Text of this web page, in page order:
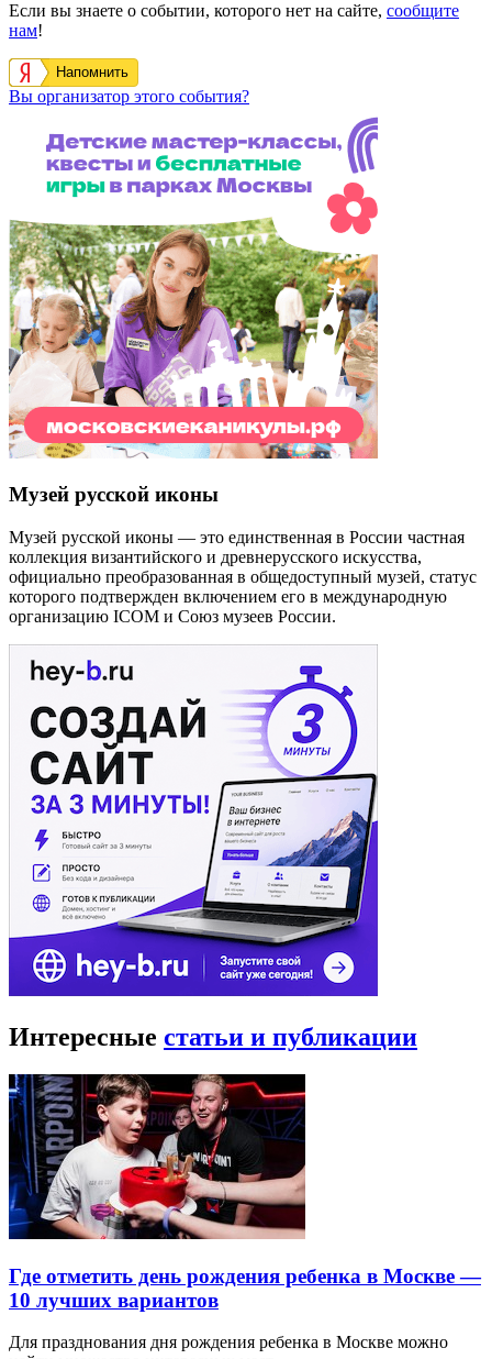
Если вы знаете о событии, которого нет на сайте, сообщите
нам!
Напомнить
Вы организатор этого события?
Музей русской иконы
Музей русской иконы — это единственная в России частная
коллекция византийского и древнерусского искусства,
официально преобразованная в общедоступный музей, статус
которого подтвержден включением его в международную
организацию IСOM и Союз музеев России.
Интересные статьи и публикации
Где отметить день рождения ребенка в Москве —
10 лучших вариантов
Для празднования дня рождения ребенка в Москве можно